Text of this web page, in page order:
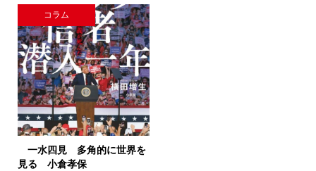
コラム
一水四見 多角的に世界を
見る 小倉孝保